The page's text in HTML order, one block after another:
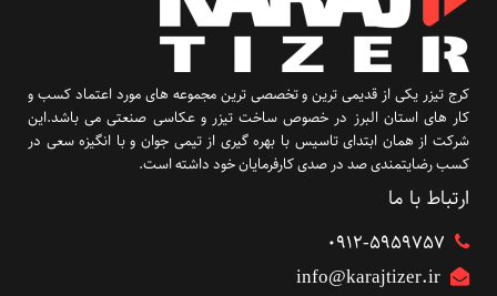
کرج تیزر یکی از قدیمی ترین و تخصصی ترین مجموعه های مورد اعتماد کسب و
کار های استان البرز در خصوص ساخت تیزر و عکاسی صنعتی می باشد.این
شرکت از همان ابتدای تاسیس با بهره گیری از تیمی جوان و با انگیزه سعی در
کسب رضایتمندی صد در صدی کارفرمایان خود داشته است.
ارتباط با ما
۰۹۱۲-5959757
info@karajtizer.ir